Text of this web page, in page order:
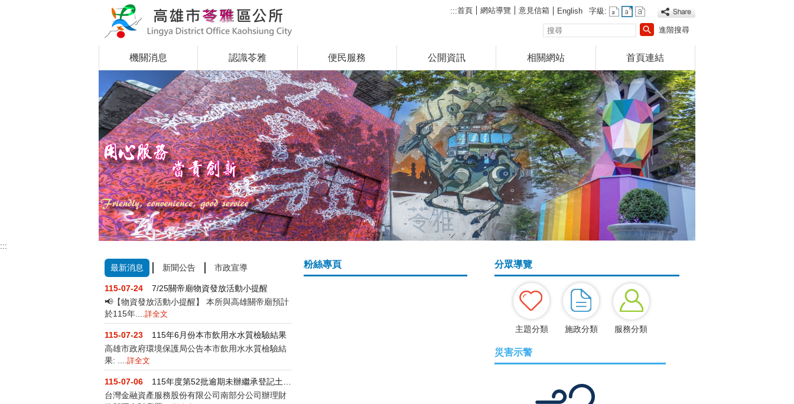
:::首頁 網站導覽 意見信箱 English
字級:
搜
尋
進階搜尋
機關消息 認識苓雅 便民服務 公開資訊 相關網站 首頁連結
:::
最新消息 新聞公告 市政宣導
115-07-24
7/25關帝廟物資發放活動小提醒
📢【物資發放活動小提醒】 本所與高雄關帝廟預計
於115年.... 詳全文
115-07-23
115年6月份本市飲用水水質檢驗結果
高雄市政府環境保護局公告本市飲用水水質檢驗結
果: .... 詳全文
115-07-06
台灣金融資產服務股份有限公司南部分公司辦理財
粉絲專頁 分眾導覽
主題分類 施政分類 服務分類
災害示警